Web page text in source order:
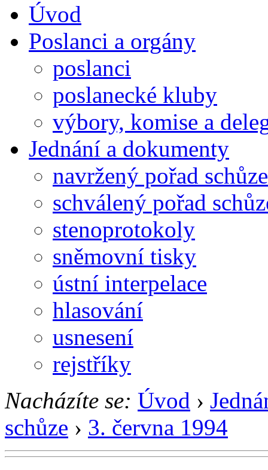
Úvod
Poslanci a orgány
poslanci
poslanecké kluby
výbory, komise a
Jednání a dokumenty
navržený pořad schůze
schválený pořad
stenoprotokoly
sněmovní tisky
ústní interpelace
hlasování
usnesení
rejstříky
Nacházíte se: Úvod ›
schůze › 3. června 1994